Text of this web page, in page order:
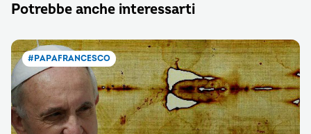
Potrebbe anche interessarti
#PAPAFRANCESCO